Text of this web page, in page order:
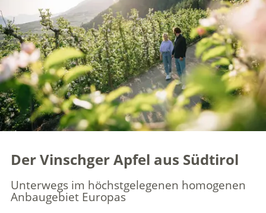
Der Vinschger Apfel aus Südtirol
Unterwegs im höchstgelegenen homogenen
Anbaugebiet Europas